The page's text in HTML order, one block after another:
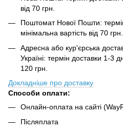
від 70 грн.
Поштомат Нової Пошти:
мінімальна вартість від 70 грн.
Адресна або кур'єрська
Україні: термін доставки 1-3
120 грн.
Докладніше про доставку
Способи оплати:
Онлайн-оплата на сайті
Післяплата